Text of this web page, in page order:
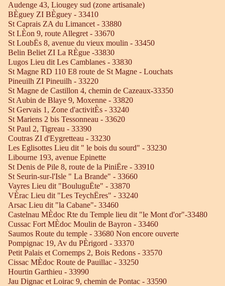
Audenge 43, Liougey sud (zone artisanale)
BÈguey ZI BÈguey - 33410
St Caprais ZA du Limancet - 33880
St LÈon 9, route Allegret - 33670
St LoubËs 8, avenue du vieux moulin - 33450
Belin Beliet ZI La RÈgue -33830
Lugos Lieu dit Les Camblanes - 33830
St Magne RD 110 E8 route de St Magne - Louchats
Pineuilh ZI Pineuilh - 33220
St Magne de Castillon 4, chemin de Cazeaux-33350
St Aubin de Blaye 9, Moxenne - 33820
St Gervais 1, Zone d'activitÈs - 33240
St Mariens 2 bis Tessonneau - 33620
St Paul 2, Tigreau - 33390
Coutras ZI d'Eygretteau - 33230
Les Eglisottes Lieu dit " le bois du sourd" - 33230
Libourne 193, avenue Epinette
St Denis de Pile 8, route de la PiniËre - 33910
St Seurin-sur-l'Isle " La Brande" - 33660
Vayres Lieu dit "BouluguËte" - 33870
VÈrac Lieu dit "Les TeychËres" - 33240
Arsac Lieu dit "la Cabane"- 33460
Castelnau MÈdoc Rte du Temple lieu dit "le Mont d'or"-33480
Cussac Fort MÈdoc Moulin de Bayron - 33460
Saumos Route du temple - 33680 Non encore ouverte
Pompignac 19, Av du PÈrigord - 33370
Petit Palais et Cornemps 2, Bois Redons - 33570
Cissac MÈdoc Route de Pauillac - 33250
Hourtin Garthieu - 33990
Jau Dignac et Loirac 9, chemin de Pontac - 33590